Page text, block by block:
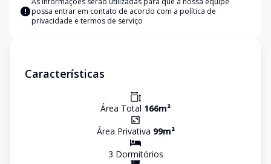
possa entrar em contato de acordo com a política de
privacidade e termos de serviço
Características
Área Total 166m²
Área Privativa 99m²
3 Dormitórios